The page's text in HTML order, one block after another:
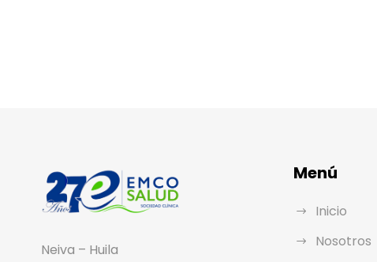
Neiva – Huila
Menú
Inicio
Nosotros